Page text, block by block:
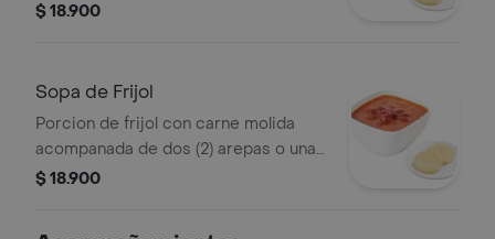
$ 18.900
Sopa de Frijol
Porcion de frijol con carne molida
acompanada de dos (2) arepas o una
(1) papa salada.
$ 18.900